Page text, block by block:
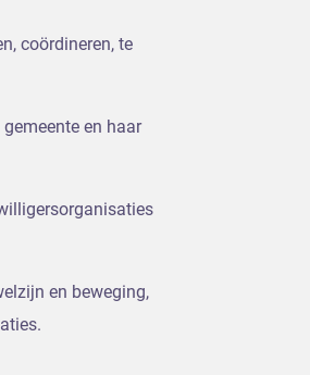
coördineren, te
en haar
en beweging,